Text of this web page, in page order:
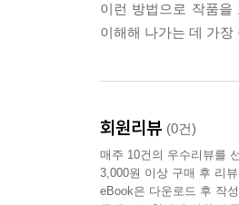
윤오영 염소_ 구성과
피천득 인연_ 상상적
김태길 대열_ 격동기
전혜린 회색의 포도와
이런 방법으로 작품
이해해 나가는 데 가
회원리뷰 (0건)
매주 10건의 우수리뷰를
3,000원 이상 구매 후 리
eBook은 다운로드 후 작